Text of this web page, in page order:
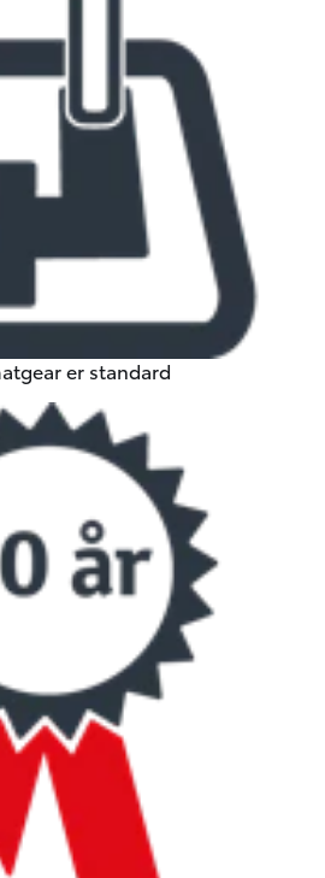
er standard